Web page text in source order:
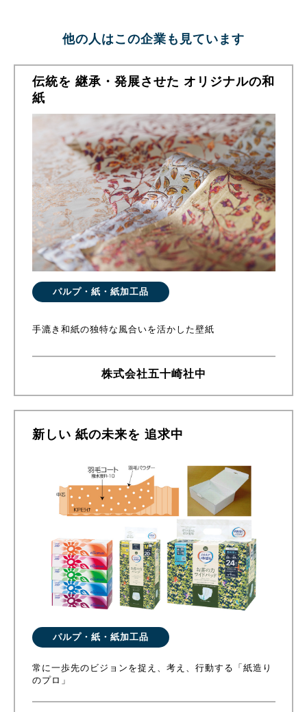
他の人はこの企業も見ています
伝統を 継承・発展させた オリジナルの和
紙
パルプ・紙・紙加工品
手漉き和紙の独特な風合いを活かした壁紙
株式会社五十崎社中
新しい 紙の未来を 追求中
パルプ・紙・紙加工品
常に一歩先のビジョンを捉え、考え、行動する「紙造り
のプロ」